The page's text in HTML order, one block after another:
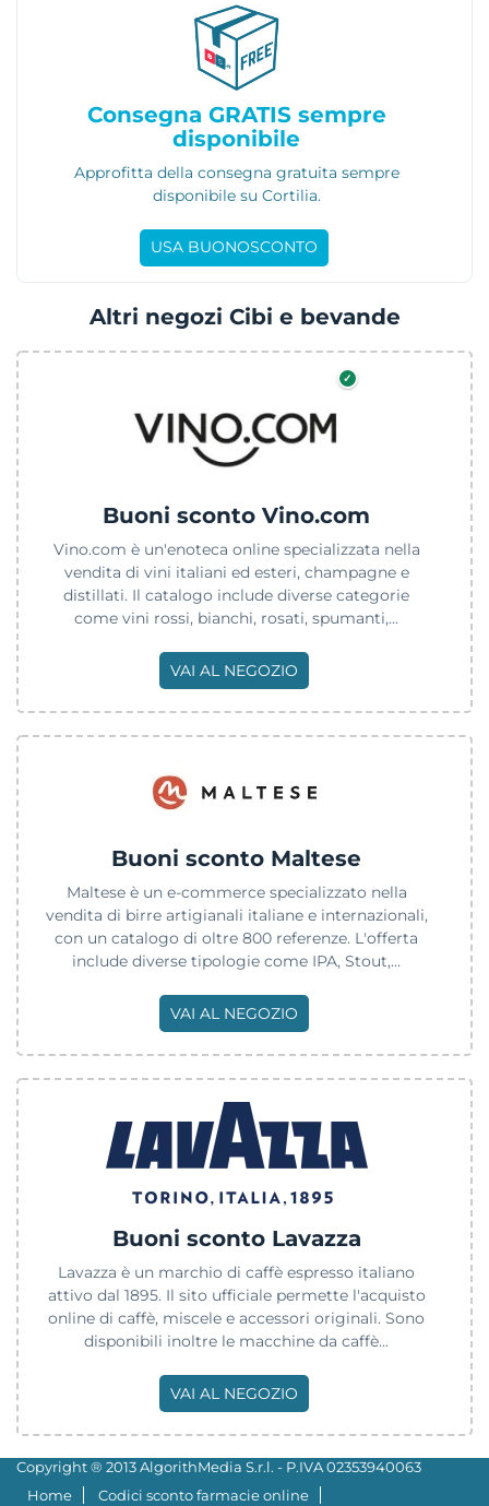
Consegna GRATIS sempre
disponibile
Approfitta della consegna gratuita sempre
disponibile su Cortilia.
USA BUONOSCONTO
Altri negozi Cibi e bevande
✓
Buoni sconto Vino.com
Vino.com è un'enoteca online specializzata nella
vendita di vini italiani ed esteri, champagne e
distillati. Il catalogo include diverse categorie
come vini rossi, bianchi, rosati, spumanti,...
VAI AL NEGOZIO
Buoni sconto Maltese
Maltese è un e-commerce specializzato nella
vendita di birre artigianali italiane e internazionali,
con un catalogo di oltre 800 referenze. L'offerta
include diverse tipologie come IPA, Stout,...
VAI AL NEGOZIO
Buoni sconto Lavazza
Lavazza è un marchio di caffè espresso italiano
attivo dal 1895. Il sito ufficiale permette l'acquisto
online di caffè, miscele e accessori originali. Sono
disponibili inoltre le macchine da caffè...
VAI AL NEGOZIO
Copyright ® 2013 AlgorithMedia S.r.l. - P.IVA 02353940063
Home
Codici sconto farmacie online